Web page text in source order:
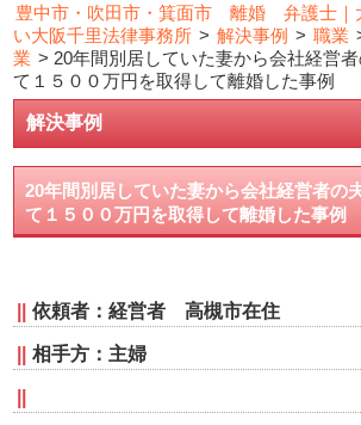
豊中市・吹田市・箕面市 離婚 弁護士｜
い大阪千里法律事務所 > 解決事例 > 職業
業 > 20年間別居していた妻から会社経営
て１５００万円を取得して離婚した事例
解決事例
20年間別居していた妻から会社経営者の
て１５００万円を取得して離婚した事例
依頼者：経営者 高槻市在住
相手方：主婦